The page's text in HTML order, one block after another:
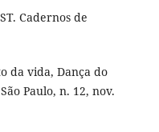
Cadernos de
da vida, Dança do
Paulo, n. 12, nov.